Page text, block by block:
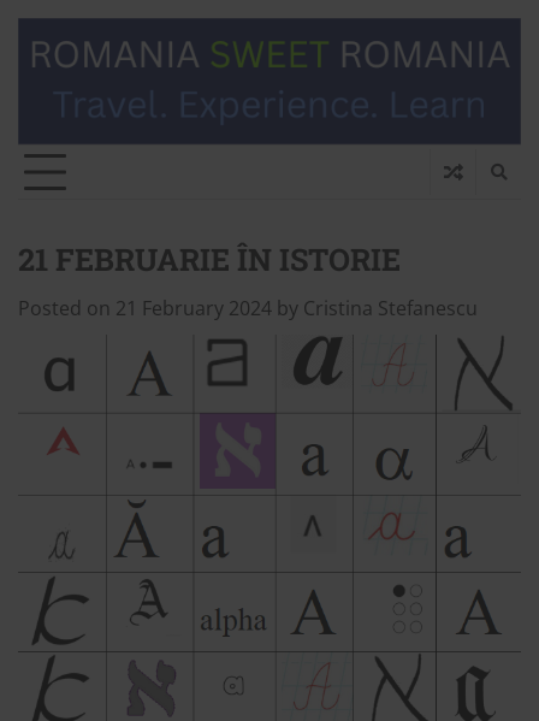
21 FEBRUARIE ÎN ISTORIE
Posted on 21 February 2024 by Cristina Stefanescu